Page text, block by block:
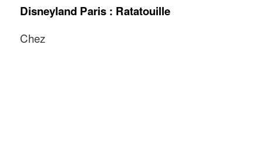
Disneyland Paris : Ratatouille
Chez